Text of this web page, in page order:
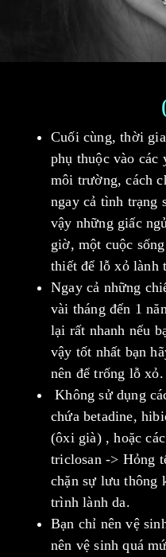
Cuối cùng, thời
phụ thuộc vào
môi trường, cách
ngay cả tình trạng
vậy những giấc
giờ, một cuộc
thiết để lỗ xỏ lành
Ngay cả những
vài tháng đến 1
lại rất nhanh nếu
vậy tốt nhất bạn
nên để trống lỗ xỏ.
Không sử dụng
chứa betadine,
(ôxi già) , hoặc
triclosan -> Hỏng
chặn sự lưu thông
trình lành da.
Bạn chỉ nên vệ
nên vệ sinh quá